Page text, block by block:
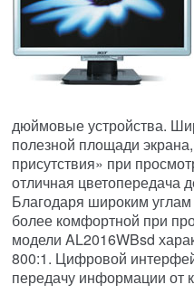
дюймовые устройства.
полезной площади
присутствия» при
отличная цветопередача
Благодаря широким
более комфортной при
модели AL2016WBsd
800:1. Цифровой
передачу информации от